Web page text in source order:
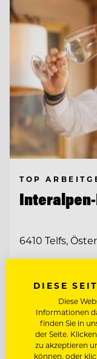
TOP
6410 Telfs,
&
Entdecke alle Jobs
DIESE
Diese
Informationen
finden Sie in
der Seite.
zu akzeptieren
können, oder